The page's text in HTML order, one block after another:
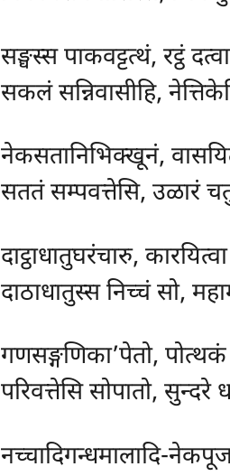
सङ्घस्स पाकवट्टत्थं, रट्ठं
सकलं सन्निवासीहि,
नेकसतानिभिक्खूनं,
सततं सम्पवत्तेसि, उळारं
दाट्ठाधातुघरंचारु,
दाठाधातुस्स निच्चं सो,
गणसङ्गणिका’पेतो,
परिवत्तेसि सोपातो, सुन्दरे
नच्चादिगन्धमालादि-